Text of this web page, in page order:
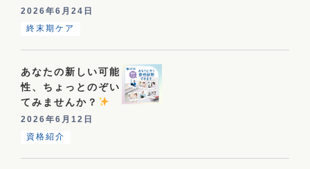
2026年6月24日
終末期ケア
あなたの新しい可能
性、ちょっとのぞい
てみませんか？
2026年6月12日
資格紹介